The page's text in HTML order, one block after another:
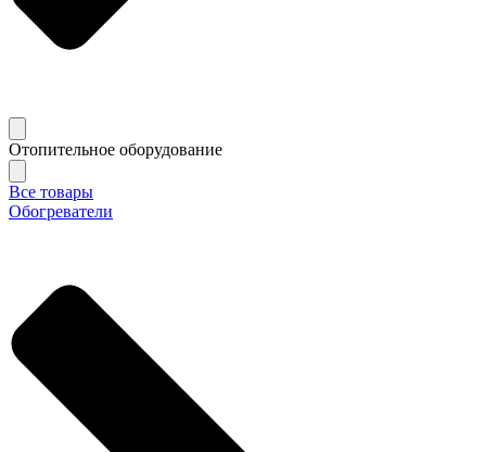
Отопительное оборудование
Все товары
Обогреватели